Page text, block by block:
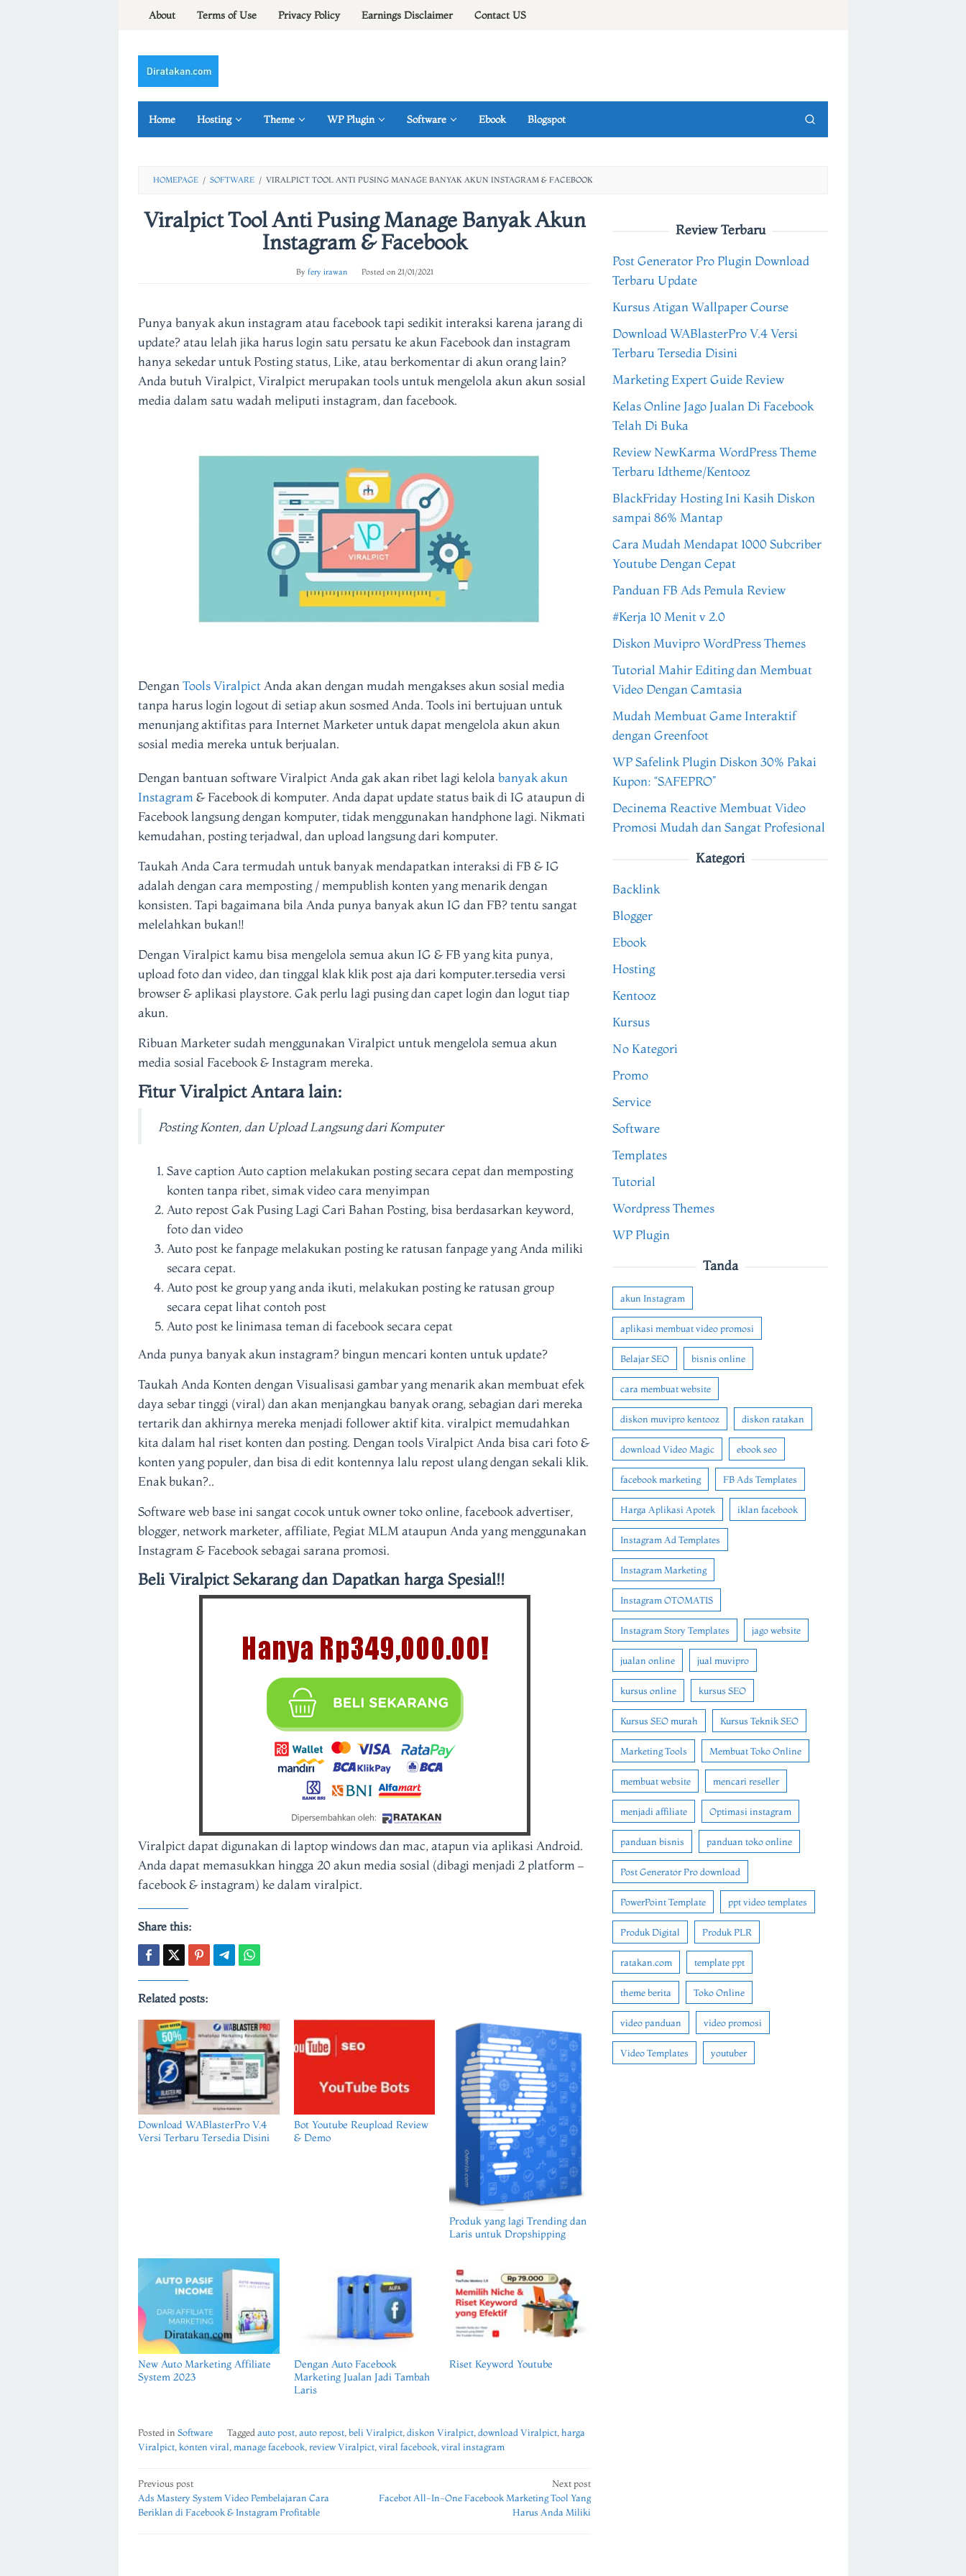
About Terms of Use Privacy Policy Earnings Disclaimer Contact US
Home Hosting Theme WP Plugin Software Ebook Blogspot
HOMEPAGE / SOFTWARE / VIRALPICT TOOL ANTI PUSING MANAGE BANYAK AKUN INSTAGRAM & FACEBOOK
Viralpict Tool Anti Pusing Manage Banyak Akun
Instagram & Facebook
By fery irawan Posted on 21/01/2021
Punya banyak akun instagram atau facebook tapi sedikit interaksi karena jarang di
update? atau lelah jika harus login satu persatu ke akun Facebook dan instagram
hanya sekedar untuk Posting status, Like, atau berkomentar di akun orang lain?
Anda butuh Viralpict, Viralpict merupakan tools untuk mengelola akun akun sosial
media dalam satu wadah meliputi instagram, dan facebook.
Dengan Tools Viralpict Anda akan dengan mudah mengakses akun sosial media
tanpa harus login logout di setiap akun sosmed Anda. Tools ini bertujuan untuk
menunjang aktifitas para Internet Marketer untuk dapat mengelola akun akun
sosial media mereka untuk berjualan.
Dengan bantuan software Viralpict Anda gak akan ribet lagi kelola banyak akun
Instagram & Facebook di komputer. Anda dapat update status baik di IG ataupun di
Facebook langsung dengan komputer, tidak menggunakan handphone lagi. Nikmati
kemudahan, posting terjadwal, dan upload langsung dari komputer.
Taukah Anda Cara termudah untuk banyak mendapatkan interaksi di FB & IG
adalah dengan cara memposting / mempublish konten yang menarik dengan
konsisten. Tapi bagaimana bila Anda punya banyak akun IG dan FB? tentu sangat
melelahkan bukan!!
Dengan Viralpict kamu bisa mengelola semua akun IG & FB yang kita punya,
upload foto dan video, dan tinggal klak klik post aja dari komputer.tersedia versi
browser & aplikasi playstore. Gak perlu lagi pusing dan capet login dan logut tiap
akun.
Ribuan Marketer sudah menggunakan Viralpict untuk mengelola semua akun
media sosial Facebook & Instagram mereka.
Fitur Viralpict Antara lain:
Posting Konten, dan Upload Langsung dari Komputer
Save caption Auto caption melakukan posting secara cepat dan memposting
konten tanpa ribet, simak video cara menyimpan
Auto repost Gak Pusing Lagi Cari Bahan Posting, bisa berdasarkan keyword,
foto dan video
Auto post ke fanpage melakukan posting ke ratusan fanpage yang Anda miliki
secara cepat.
Auto post ke group yang anda ikuti, melakukan posting ke ratusan group
secara cepat lihat contoh post
Auto post ke linimasa teman di facebook secara cepat
Anda punya banyak akun instagram? bingun mencari konten untuk update?
Taukah Anda Konten dengan Visualisasi gambar yang menarik akan membuat efek
daya sebar tinggi (viral) dan akan menjangkau banyak orang, sebagian dari mereka
tertarik dan akhirnya mereka menjadi follower aktif kita. viralpict memudahkan
kita dalam hal riset konten dan posting. Dengan tools Viralpict Anda bisa cari foto &
konten yang populer, dan bisa di edit kontennya lalu repost ulang dengan sekali klik.
Enak bukan?..
Software web base ini sangat cocok untuk owner toko online, facebook advertiser,
blogger, network marketer, affiliate, Pegiat MLM ataupun Anda yang menggunakan
Instagram & Facebook sebagai sarana promosi.
Beli Viralpict Sekarang dan Dapatkan harga Spesial!!
Viralpict dapat digunakan di laptop windows dan mac, atapun via aplikasi Android.
Anda dapat memasukkan hingga 20 akun media sosial (dibagi menjadi 2 platform –
facebook & instagram) ke dalam viralpict.
Share this:
Related posts:
Download WABlasterPro V.4
Versi Terbaru Tersedia Disini
Bot Youtube Reupload Review
& Demo
Produk yang lagi Trending dan
Laris untuk Dropshipping
New Auto Marketing Affiliate
System 2023
Dengan Auto Facebook
Marketing Jualan Jadi Tambah
Laris
Riset Keyword Youtube
Posted in Software Tagged auto post auto repost beli Viralpict diskon Viralpict download Viralpict harga
Viralpict konten viral manage facebook review Viralpict viral facebook viral instagram
Post
navigation
Previous post
Ads Mastery System Video Pembelajaran Cara
Beriklan di Facebook & Instagram Profitable
Next post
Facebot All-In-One Facebook Marketing Tool Yang
Harus Anda Miliki
Review Terbaru
Post Generator Pro Plugin Download
Terbaru Update
Kursus Atigan Wallpaper Course
Download WABlasterPro V.4 Versi
Terbaru Tersedia Disini
Marketing Expert Guide Review
Kelas Online Jago Jualan Di Facebook
Telah Di Buka
Review NewKarma WordPress Theme
Terbaru Idtheme/Kentooz
BlackFriday Hosting Ini Kasih Diskon
sampai 86% Mantap
Cara Mudah Mendapat 1000 Subcriber
Youtube Dengan Cepat
Panduan FB Ads Pemula Review
#Kerja 10 Menit v 2.0
Diskon Muvipro WordPress Themes
Tutorial Mahir Editing dan Membuat
Video Dengan Camtasia
Mudah Membuat Game Interaktif
dengan Greenfoot
WP Safelink Plugin Diskon 30% Pakai
Kupon: “SAFEPRO”
Decinema Reactive Membuat Video
Promosi Mudah dan Sangat Profesional
Kategori
Backlink
Blogger
Ebook
Hosting
Kentooz
Kursus
No Kategori
Promo
Service
Software
Templates
Tutorial
Wordpress Themes
WP Plugin
Tanda
akun Instagram
aplikasi membuat video promosi
Belajar SEO bisnis online
cara membuat website
diskon muvipro kentooz diskon ratakan
download Video Magic ebook seo
facebook marketing FB Ads Templates
Harga Aplikasi Apotek iklan facebook
Instagram Ad Templates
Instagram Marketing
Instagram OTOMATIS
Instagram Story Templates jago website
jualan online jual muvipro
kursus online kursus SEO
Kursus SEO murah Kursus Teknik SEO
Marketing Tools Membuat Toko Online
membuat website mencari reseller
menjadi affiliate Optimasi instagram
panduan bisnis panduan toko online
Post Generator Pro download
PowerPoint Template ppt video templates
Produk Digital Produk PLR
ratakan.com template ppt
theme berita Toko Online
video panduan video promosi
Video Templates youtuber